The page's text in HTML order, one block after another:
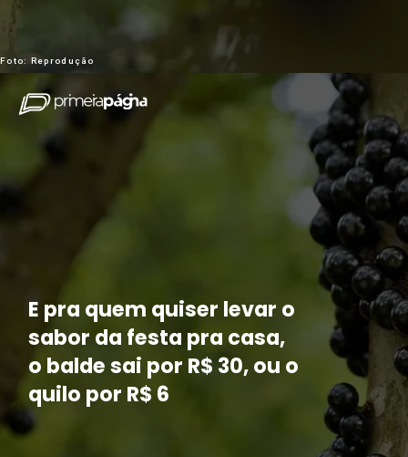
Foto: Reprodução
E pra quem quiser levar o
sabor da festa pra casa,
o balde sai por R$ 30, ou o
quilo por R$ 6